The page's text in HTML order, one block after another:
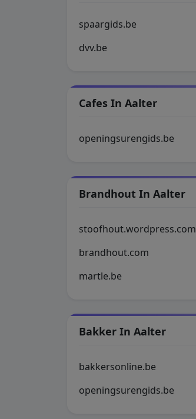
spaargids.be
dvv.be
Cafes In Aalter
openingsurengids.be
Brandhout In Aalter
stoofhout.wordpress.com
brandhout.com
martle.be
Bakker In Aalter
bakkersonline.be
openingsurengids.be